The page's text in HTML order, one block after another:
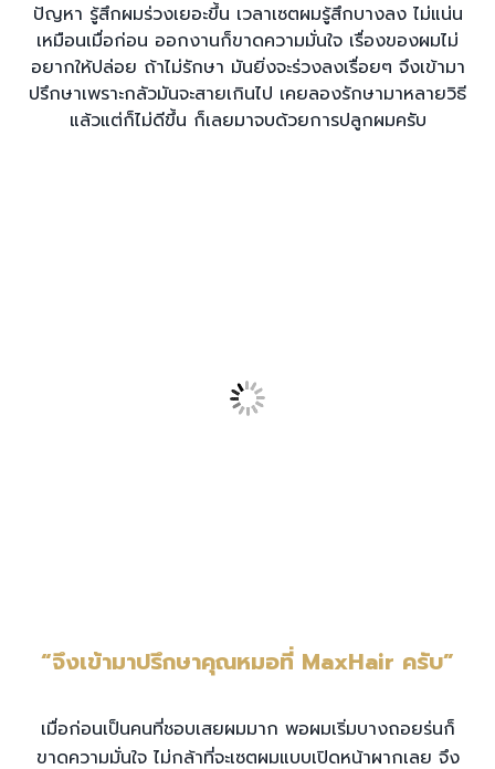
ปัญหา รู้สึกผมร่วงเยอะขึ้น เวลาเซตผมรู้สึกบางลง ไม่แน่น
เหมือนเมื่อก่อน ออกงานก็ขาดความมั่นใจ เรื่องของผมไม่
อยากให้ปล่อย ถ้าไม่รักษา มันยิ่งจะร่วงลงเรื่อยๆ จึงเข้ามา
ปรึกษาเพราะกลัวมันจะสายเกินไป เคยลองรักษามาหลายวิธี
แล้วแต่ก็ไม่ดีขึ้น ก็เลยมาจบด้วยการปลูกผมครับ
“จึงเข้ามาปรึกษาคุณหมอที่ MaxHair ครับ”
เมื่อก่อนเป็นคนที่ชอบเสยผมมาก พอผมเริ่มบางถอยร่นก็
ขาดความมั่นใจ ไม่กล้าที่จะเซตผมแบบเปิดหน้าผากเลย จึง